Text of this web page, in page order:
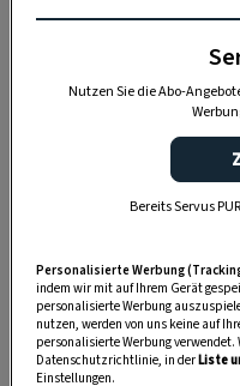
„Servus
dem Balkon, der
unserem kostenlosen
Tipps und Tricks für
Zimmerpflanzen.
Nutzen Sie die Abo-
Bereits Servus
Personalisierte Werbung
indem wir mit auf Ihrem Gerät
personalisierte Werbung
nutzen, werden von uns keine auf
personalisierte Werbung
Datenschutzrichtlinie, in derListe
Einstellungen.